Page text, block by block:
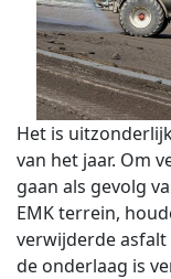
Het is
van het jaar. Om
gaan als gevolg
EMK terrein,
verwijderde asfalt
de onderlaag is